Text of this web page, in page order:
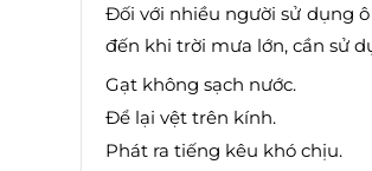
Đối với nhiều người sử dụng
đến khi trời mưa lớn, cần sử
Gạt không sạch nước.
Để lại vệt trên kính.
Phát ra tiếng kêu khó chịu.